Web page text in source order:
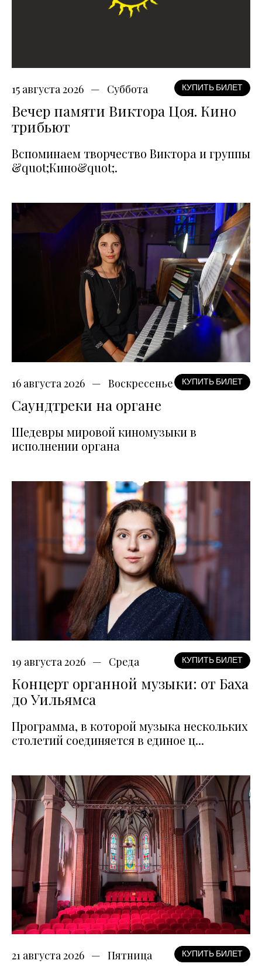
15 августа 2026 Суббота КУПИТЬ БИЛЕТ
Вечер памяти Виктора Цоя. Кино
трибьют
Вспоминаем творчество Виктора и группы
&quot;Кино&quot;.
16 августа 2026 Воскресенье КУПИТЬ БИЛЕТ
Саундтреки на органе
Шедевры мировой киномузыки в
исполнении органа
19 августа 2026 Среда КУПИТЬ БИЛЕТ
Концерт органной музыки: от Баха
до Уильямса
Программа, в которой музыка нескольких
столетий соединяется в единое ц...
21 августа 2026 Пятница КУПИТЬ БИЛЕТ